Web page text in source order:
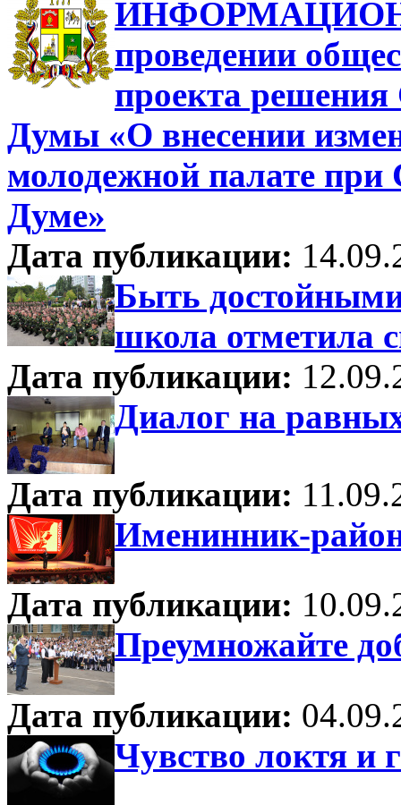
проведении
проекта решения
Думы «О внесении
молодежной палате при
Думе»
Дата публикации:
Быть
школа отметила
Дата публикации:
Диалог на
Дата публикации:
Именинник-
Дата публикации:
Преумножайте
Дата публикации:
Чувство локтя и